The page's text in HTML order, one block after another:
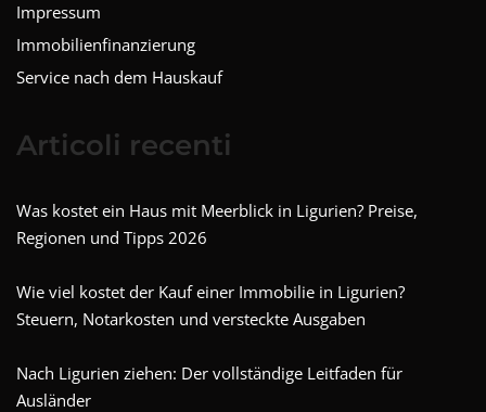
Impressum
Immobilienfinanzierung
Service nach dem Hauskauf
Articoli recenti
Was kostet ein Haus mit Meerblick in Ligurien? Preise,
Regionen und Tipps 2026
Wie viel kostet der Kauf einer Immobilie in Ligurien?
Steuern, Notarkosten und versteckte Ausgaben
Nach Ligurien ziehen: Der vollständige Leitfaden für
Ausländer